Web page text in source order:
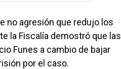
no agresión que redujo los
la Fiscalía demostró que las
Funes a cambio de bajar
por el caso.